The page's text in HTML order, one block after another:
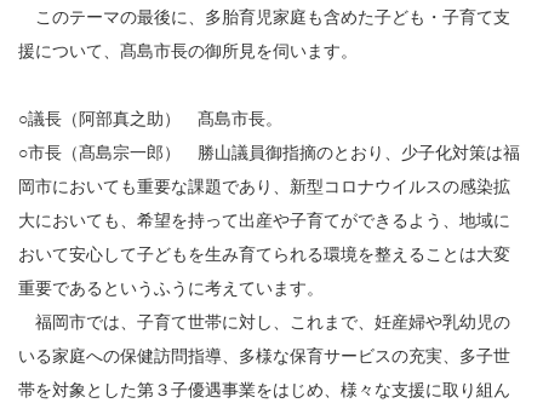
このテーマの最後に、多胎育児家庭も含めた子ども・子育て支
援について、髙島市長の御所見を伺います。
○議長（阿部真之助） 髙島市長。
○市長（髙島宗一郎） 勝山議員御指摘のとおり、少子化対策は福
岡市においても重要な課題であり、新型コロナウイルスの感染拡
大においても、希望を持って出産や子育てができるよう、地域に
おいて安心して子どもを生み育てられる環境を整えることは大変
重要であるというふうに考えています。
福岡市では、子育て世帯に対し、これまで、妊産婦や乳幼児の
いる家庭への保健訪問指導、多様な保育サービスの充実、多子世
帯を対象とした第３子優遇事業をはじめ、様々な支援に取り組ん